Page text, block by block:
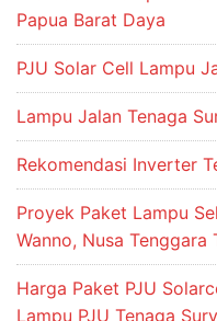
Papua Barat Daya
PJU Solar Cell Lampu
Lampu Jalan Tenaga
Rekomendasi Inverter
Proyek Paket Lampu
Wanno, Nusa Tenggara
Harga Paket PJU
Lampu PJU Tenaga